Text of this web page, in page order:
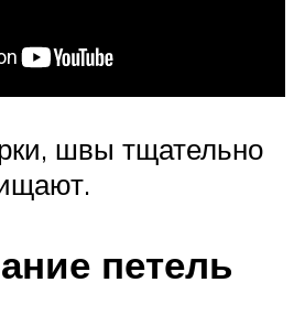
швы тщательно
петель